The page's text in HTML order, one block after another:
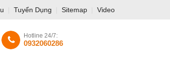
Tuyển Dụng Sitemap Video
Hotline 24/7:
0932060286